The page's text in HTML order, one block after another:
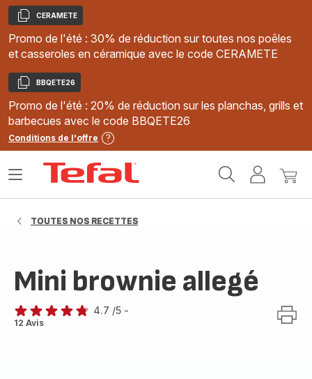
Copier
CERAMETE
Promo de l'été : 30% de réduction sur toutes nos poêles
et casseroles en céramique avec le code CERAMETE
Copier
BBQETE26
Promo de l'été : 20% de réduction sur les planchas, grills et
barbecues avec le code BBQETE26
Conditions de l'offre
MonMon
Ouvrir
TOUTES NOS RECETTES
Mini brownie allegé
ratings.4.7
4.7 /5 -
12 Avis